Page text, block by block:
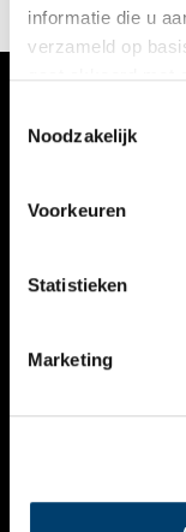
informatie die u
verzameld op
Noodzakelijk
Voorkeuren
Statistieken
Marketing
VERHALEN
KALENDER
THEMA’S
VIDEO’S
CONTACT